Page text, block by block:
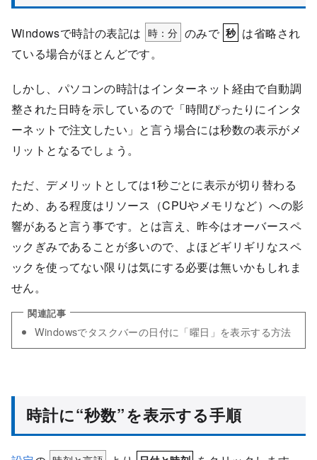
Windowsで時計の表記は 時：分 のみで 秒 は省略され
ている場合がほとんどです。
しかし、パソコンの時計はインターネット経由で自動調
整された日時を示しているので「時間ぴったりにインタ
ーネットで注文したい」と言う場合には秒数の表示がメ
リットとなるでしょう。
ただ、デメリットとしては1秒ごとに表示が切り替わる
ため、ある程度はリソース（CPUやメモリなど）への影
響があると言う事です。とは言え、昨今はオーバースペ
ックぎみであることが多いので、よほどギリギリなスペ
ックを使ってない限りは気にする必要は無いかもしれま
せん。
Windowsでタスクバーの日付に「曜日」を表示する方法
時計に“秒数”を表示する手順